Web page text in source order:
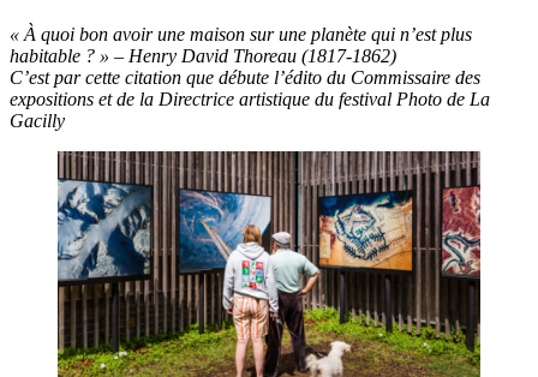
« À quoi bon avoir une maison sur une planète qui n’est plus
habitable ? » – Henry David Thoreau (1817-1862)
C’est par cette citation que débute l’édito du Commissaire des
expositions et de la Directrice artistique du festival Photo de La
Gacilly